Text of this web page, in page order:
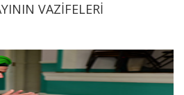
VAZİFELERİ